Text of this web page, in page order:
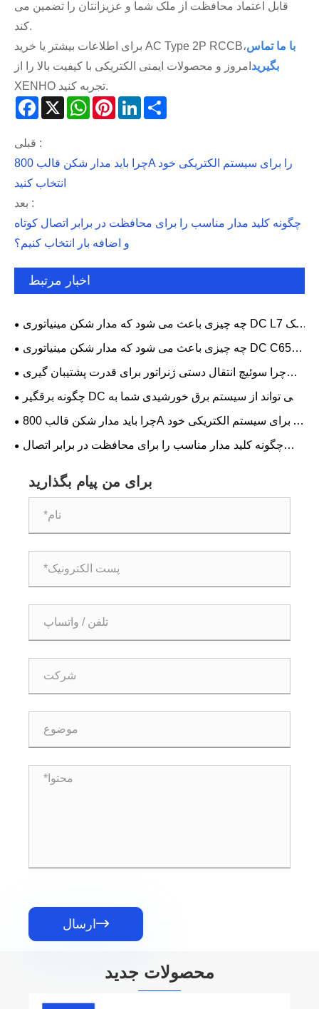
قابل اعتماد محافظت از ملک شما و عزیزانتان را تضمین می
کند.
برای اطلاعات بیشتر یا خرید AC Type 2P RCCB،با ما تماس
بگیرید امروز و محصولات ایمنی الکتریکی با کیفیت بالا را از
XENHO تجربه کنید.
Facebook
X WhatsAppPinterestLinkedIn
قبلی :
چرا باید مدار شکن قالب 800A را برای سیستم الکتریکی خود
انتخاب کنید
بعد :
چگونه کلید مدار مناسب را برای محافظت در برابر اتصال کوتاه
و اضافه بار انتخاب کنیم؟
اخبار مرتبط
چه چیزی باعث می شود که مدار شکن مینیاتوری DC L7 یک
انتخاب قابل اعتماد برای حفاظت الکتریکی مدرن باشد؟
چه چیزی باعث می شود که مدار شکن مینیاتوری DC C65
یک انتخاب قابل اعتماد برای حفاظت الکتریکی مدرن باشد؟
چرا سوئیچ انتقال دستی ژنراتور برای قدرت پشتیبان گیری
ایمن و قابل اعتماد ضروری است؟
چگونه برقگیر DC می تواند از سیستم برق خورشیدی شما به
طور موثر محافظت کند
چرا باید مدار شکن قالب 800A را برای سیستم الکتریکی خود
انتخاب کنید
چگونه کلید مدار مناسب را برای محافظت در برابر اتصال
برای من پیام بگذارید
ارسال 
محصولات جدید